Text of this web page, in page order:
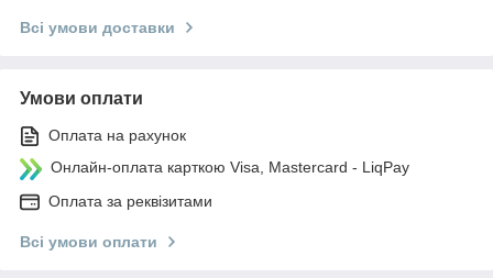
Всі умови доставки
Умови оплати
Оплата на рахунок
Онлайн-оплата карткою Visa, Mastercard - LiqPay
Оплата за реквізитами
Всі умови оплати